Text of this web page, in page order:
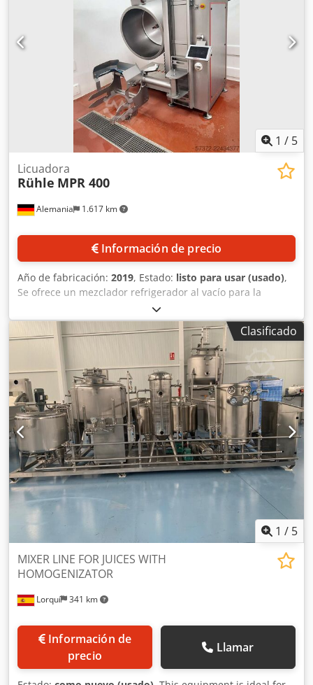
1 / 5
Alemania 1.617 km
Licuadora
Rühle MPR 400
Información de precio
Año de fabricación: 2019, Estado: listo para usar (usado),
Se ofrece un mezclador refrigerador al vacío para la
industria alimentaria. Volumen del recipiente: 400 l,
capacidad máxima de llenado: 300 l, velocidad de rotación
del brazo de mezcla: 25 rpm, capacidad de carga del
elevador: 400 kg. Dimensiones de la máquina (X/Y/Z):
aproximadamente 1900 mm/2150 mm/1650 mm, peso:
aproximadamente 1500 kg. Incluye un sistema integrado
de alimentación y elevación. Se dispone de
documentación. Es posible realizar una visita in situ.
Dedpfozpywlox Akcock
Clasificado
1 / 5
Lorquí 341 km
MIXER LINE FOR JUICES WITH
HOMOGENIZATOR
Información de
precio
Llamar